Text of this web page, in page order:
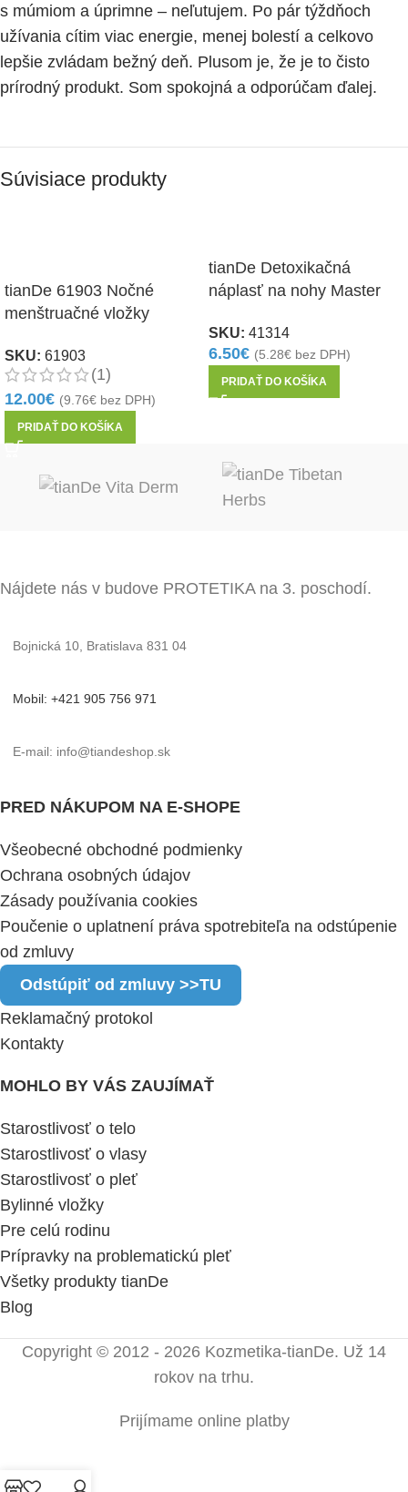
s múmiom a úprimne – neľutujem. Po pár týždňoch
užívania cítim viac energie, menej bolestí a celkovo
lepšie zvládam bežný deň. Plusom je, že je to čisto
prírodný produkt. Som spokojná a odporúčam ďalej.
Súvisiace produkty
tianDe 61903 Nočné
menštruačné vložky
SKU: 61903
(1)
12.00€ (9.76€ bez DPH)
PRIDAŤ DO KOŠÍKA
tianDe Detoxikačná
náplasť na nohy Master
SKU: 41314
6.50€ (5.28€ bez DPH)
PRIDAŤ DO KOŠÍKA
Nájdete nás v budove PROTETIKA na 3. poschodí.
Bojnická 10, Bratislava 831 04
Mobil: +421 905 756 971
E-mail: info@tiandeshop.sk
PRED NÁKUPOM NA E-SHOPE
Všeobecné obchodné podmienky
Ochrana osobných údajov
Zásady používania cookies
Poučenie o uplatnení práva spotrebiteľa na odstúpenie
od zmluvy
Odstúpiť od zmluvy >>TU
Reklamačný protokol
Kontakty
MOHLO BY VÁS ZAUJÍMAŤ
Starostlivosť o telo
Starostlivosť o vlasy
Starostlivosť o pleť
Bylinné vložky
Pre celú rodinu
Prípravky na problematickú pleť
Všetky produkty tianDe
Blog
Copyright © 2012 - 2026 Kozmetika-tianDe. Už 14
rokov na trhu.
Prijímame online platby